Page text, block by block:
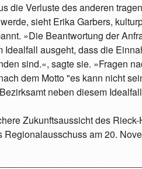
die Verluste des anderen
sieht Erika Garbers,
»Die Beantwortung der
Idealfall ausgeht, dass die
sind.«, sagte sie. »Fragen
dem Motto "es kann nicht
neben diesem
Zukunftsaussicht des
Regionalausschuss am 20.